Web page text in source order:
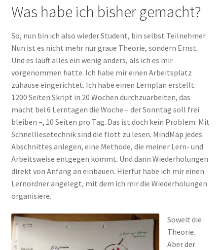
Was habe ich bisher gemacht?
So, nun bin ich also wieder Student, bin selbst Teilnehmer.
Nun ist es nicht mehr nur graue Theorie, sondern Ernst.
Und es läuft alles ein wenig anders, als ich es mir
vorgenommen hatte. Ich habe mir einen Arbeitsplatz
zuhause eingerichtet. Ich habe einen Lernplan erstellt:
1200 Seiten Skript in 20 Wochen durchzuarbeiten, das
macht bei 6 Lerntagen die Woche – der Sonntag soll frei
bleiben –, 10 Seiten pro Tag. Das ist doch kein Problem. Mit
Schnelllesetechnik sind die flott zu lesen. MindMap jedes
Abschnittes anlegen, eine Methode, die meiner Lern- und
Arbeitsweise entgegen kommt. Und dann Wiederholungen
direkt von Anfang an einbauen. Hierfür habe ich mir einen
Lernordner angelegt, mit dem ich mir die Wiederholungen
organisiere.
Soweit die
Theorie.
Aber der